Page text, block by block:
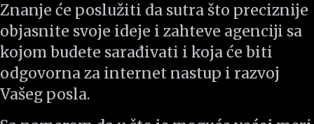
Znanje će poslužiti da sutra što preciznije
objasnite svoje ideje i zahteve agenciji sa
kojom budete sarađivati i koja će biti
odgovorna za internet nastup i razvoj
Vašeg posla.